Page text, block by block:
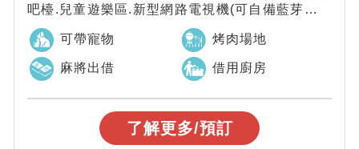
吧檯.兒童遊樂區.新型網路電視機(可自備藍芽麥克
風)
可帶寵物 烤肉場地
麻將出借 借用廚房
了解更多/預訂